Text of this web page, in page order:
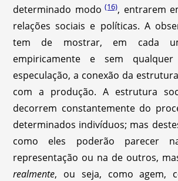
determinado modo (16), entrarem
relações sociais e políticas. A
tem de mostrar, em cada
empiricamente e sem
especulação, a conexão da
com a produção. A estrutura
decorrem constantemente do
determinados indivíduos; mas
como eles poderão parecer
representação ou na de outros,
realmente, ou seja, como agem,